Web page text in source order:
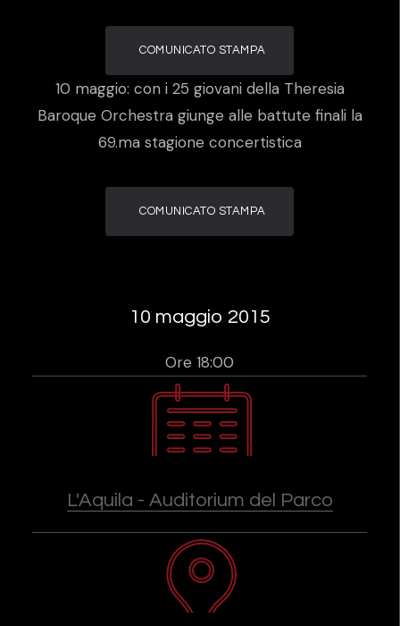
COMUNICATO STAMPA
10 maggio: con i 25 giovani della Theresia
Baroque Orchestra giunge alle battute finali la
69.ma stagione concertistica
COMUNICATO STAMPA
10 maggio 2015
Ore 18:00
L'Aquila - Auditorium del Parco